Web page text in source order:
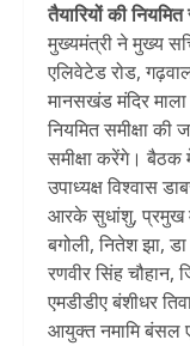
तैयारियों की नियमित
मुख्यमंत्री ने मुख्य
एलिवेटेड रोड,
मानसखंड मंदिर माला
नियमित समीक्षा
समीक्षा करेंगे। बैठक
उपाध्यक्ष विश्वास
आरके सुधांशु, प्रमुख
बगोली, नितेश झा,
रणवीर सिंह चौहान,
एमडीडीए बंशीधर
आयुक्त नमामि बंसल